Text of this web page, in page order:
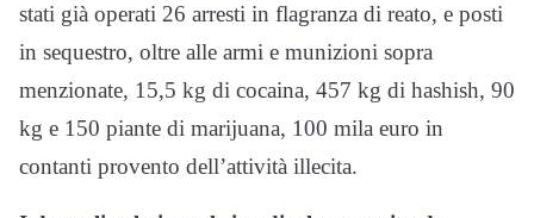
stati già operati 26 arresti in flagranza di reato, e posti
in sequestro, oltre alle armi e munizioni sopra
menzionate, 15,5 kg di cocaina, 457 kg di hashish, 90
kg e 150 piante di marijuana, 100 mila euro in
contanti provento dell’attività illecita.